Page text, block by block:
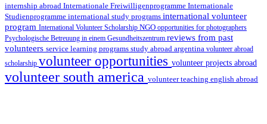
internship abroad Internationale Freiwilligenprogramme Internationale
Studienprogramme international study programs international volunteer
program International Volunteer Scholarship NGO opportunities for photographers
Psychologische Betreuung in einem Gesundheitszentrum reviews from past
volunteers service learning programs study abroad argentina volunteer abroad
scholarship volunteer opportunities volunteer projects abroad
volunteer south america volunteer teaching english abroad